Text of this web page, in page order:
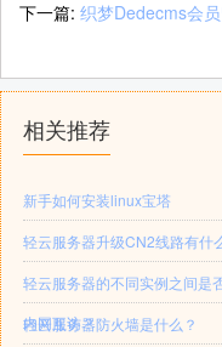
下一篇: 织梦Dedecms会
相关推荐
新手如何安装linux宝塔
轻云服务器升级CN2线路有什
轻云服务器的不同实例之间是
内网互访？
轻云服务器防火墙是什么？